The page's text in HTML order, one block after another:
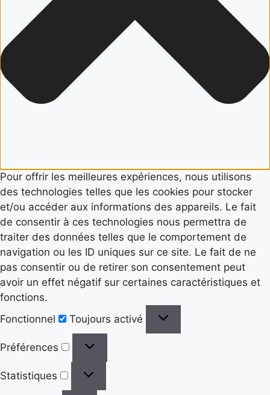
Pour offrir les meilleures expériences, nous utilisons
des technologies telles que les cookies pour stocker
et/ou accéder aux informations des appareils. Le fait
de consentir à ces technologies nous permettra de
traiter des données telles que le comportement de
navigation ou les ID uniques sur ce site. Le fait de ne
pas consentir ou de retirer son consentement peut
avoir un effet négatif sur certaines caractéristiques et
fonctions.
Fonctionnel
Toujours activé
Préférences
Statistiques